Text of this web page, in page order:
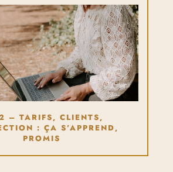
– TARIFS, CLIENTS,
: ÇA S’APPREND,
PROMIS